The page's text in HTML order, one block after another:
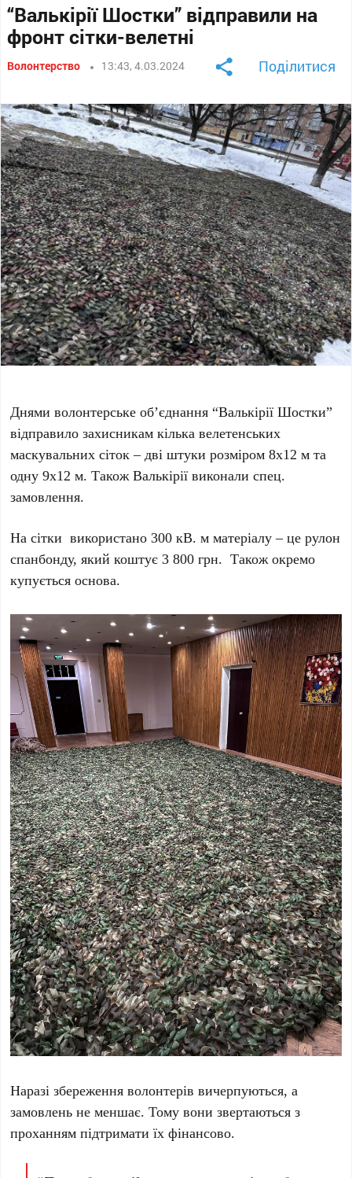
“Валькірії Шостки” відправили на
фронт сітки-велетні
Волонтерство 13:43, 4.03.2024 Поділитися
Днями волонтерське об’єднання “Валькірії Шостки”
відправило захисникам кілька велетенських
маскувальних сіток – дві штуки розміром 8х12 м та
одну 9х12 м. Також Валькірії виконали спец.
замовлення.
На сітки використано 300 кВ. м матеріалу – це рулон
спанбонду, який коштує 3 800 грн. Також окремо
купується основа.
Наразі збереження волонтерів вичерпуються, а
замовлень не меншає. Тому вони звертаються з
проханням підтримати їх фінансово.